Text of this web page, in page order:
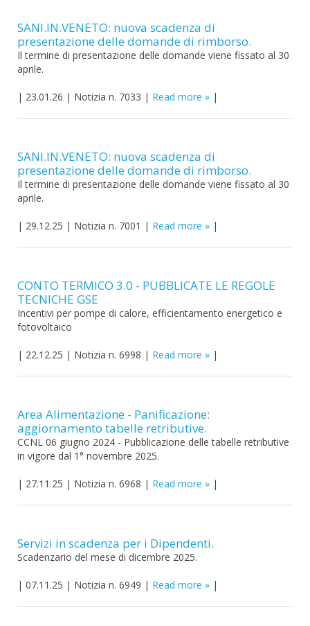
SANI.IN.VENETO: nuova scadenza di
presentazione delle domande di rimborso.
Il termine di presentazione delle domande viene fissato al 30
aprile.
| 23.01.26 | Notizia n. 7033 | Read more |
SANI.IN.VENETO: nuova scadenza di
presentazione delle domande di rimborso.
Il termine di presentazione delle domande viene fissato al 30
aprile.
| 29.12.25 | Notizia n. 7001 | Read more |
CONTO TERMICO 3.0 - PUBBLICATE LE REGOLE
TECNICHE GSE
Incentivi per pompe di calore, efficientamento energetico e
fotovoltaico
| 22.12.25 | Notizia n. 6998 | Read more |
Area Alimentazione - Panificazione:
aggiornamento tabelle retributive.
CCNL 06 giugno 2024 - Pubblicazione delle tabelle retributive
in vigore dal 1° novembre 2025.
| 27.11.25 | Notizia n. 6968 | Read more |
Servizi in scadenza per i Dipendenti.
Scadenzario del mese di dicembre 2025.
| 07.11.25 | Notizia n. 6949 | Read more |